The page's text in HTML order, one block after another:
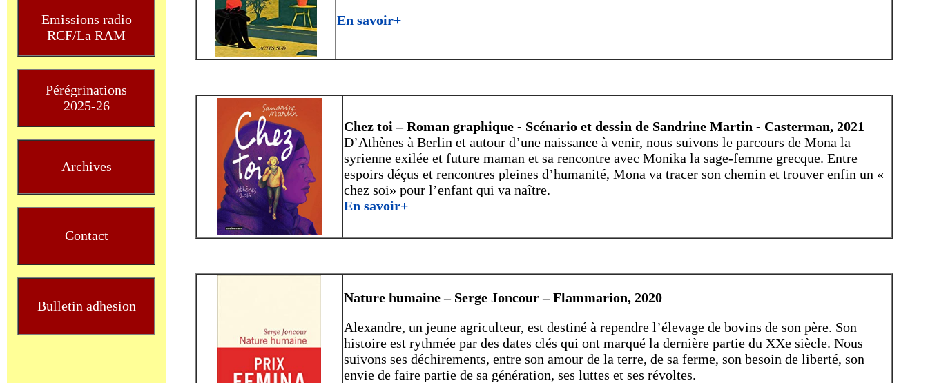
Emissions radio
RCF/La RAM
Pérégrinations
2025-26
Archives
Contact
Bulletin adhesion
En savoir+
Chez toi – Roman graphique - Scénario et dessin de Sandrine Martin - Casterman, 2021
D’Athènes à Berlin et autour d’une naissance à venir, nous suivons le parcours de Mona la
syrienne exilée et future maman et sa rencontre avec Monika la sage-femme grecque. Entre
espoirs déçus et rencontres pleines d’humanité, Mona va tracer son chemin et trouver enfin un «
chez soi» pour l’enfant qui va naître.
En savoir+
Nature humaine – Serge Joncour – Flammarion, 2020
Alexandre, un jeune agriculteur, est destiné à rependre l’élevage de bovins de son père. Son
histoire est rythmée par des dates clés qui ont marqué la dernière partie du XXe siècle. Nous
suivons ses déchirements, entre son amour de la terre, de sa ferme, son besoin de liberté, son
envie de faire partie de sa génération, ses luttes et ses révoltes.